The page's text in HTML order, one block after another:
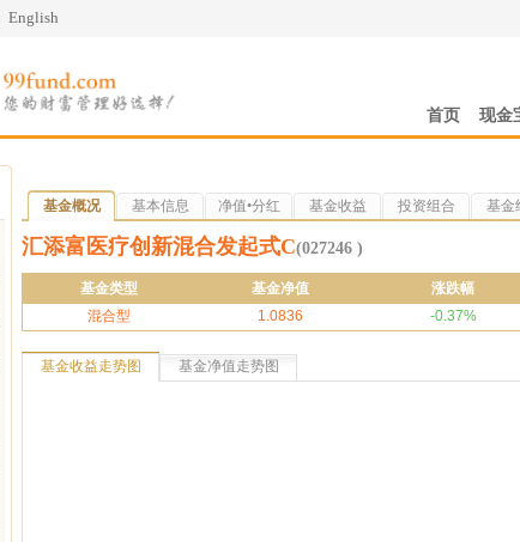
English
首页 现金
基金概况 基本信息 净值•分红 基金收益 投资组合 基金
汇添富医疗创新混合发起式C(027246 )
基金类型 基金净值 涨跌幅
混合型
1.0836 -0.37%
基金收益走势图 基金净值走势图